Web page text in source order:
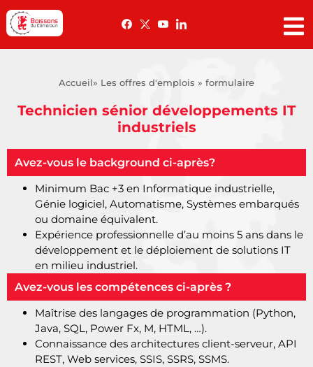
Accueil» Les offres d'emplois » formulaire
Technicien sénior développements IT
industriels
Avez-vous le background ci-après?
Minimum Bac +3 en Informatique industrielle,
Génie logiciel, Automatisme, Systèmes embarqués
ou domaine équivalent.
Expérience professionnelle d’au moins 5 ans dans le
développement et le déploiement de solutions IT
en milieu industriel.
Avez-vous les compétences ci-après ?
Maîtrise des langages de programmation (Python,
Java, SQL, Power Fx, M, HTML, …).
Connaissance des architectures client-serveur, API
REST, Web services, SSIS, SSRS, SSMS.